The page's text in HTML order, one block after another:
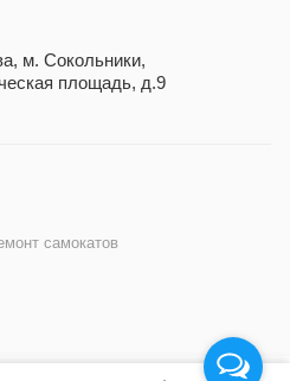
м. Сокольники,
площадь, д.9
самокатов